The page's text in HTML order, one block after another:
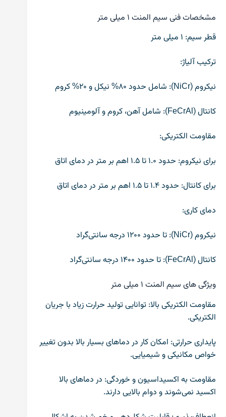
مشخصات فنی سیم المنت ۱ میلی‌ متر
قطر سیم: ۱ میلی متر
ترکیب آلیاژ:
نیکروم (NiCr): شامل حدود ۸۰% نیکل و ۲۰% کروم
کانتال (FeCrAl): شامل آهن، کروم و آلومینیوم
مقاومت الکتریکی:
برای نیکروم: حدود ۱.۰ تا ۱.۵ اهم بر متر در دمای اتاق
برای کانتال: حدود ۱.۴ تا ۱.۵ اهم بر متر در دمای اتاق
دمای کاری:
نیکروم (NiCr): تا حدود ۱۲۰۰ درجه سانتی‌گراد
کانتال (FeCrAl): تا حدود ۱۴۰۰ درجه سانتی‌گراد
ویژگی‌ های سیم المنت ۱ میلی متر
مقاومت الکتریکی بالا: توانایی تولید حرارت زیاد با جریان
الکتریکی.
پایداری حرارتی: امکان کار در دماهای بسیار بالا بدون تغییر
خواص مکانیکی و شیمیایی.
مقاومت به اکسیداسیون و خوردگی: در دماهای بالا
اکسید نمی‌شوند و دوام بالایی دارند.